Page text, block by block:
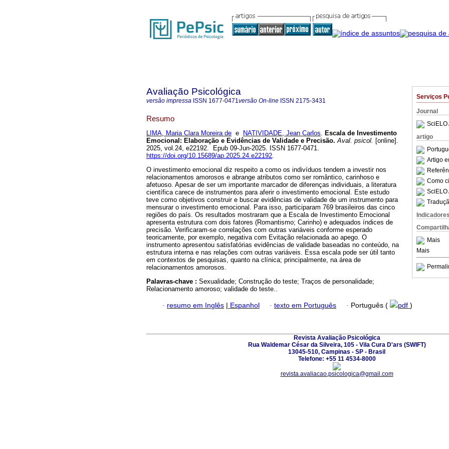
Serviços
Journal
SciELO
artigo
Artigo
Como
SciELO
Indicadores
Mais
Mais
Avaliação Psicológica
versão impressa ISSN 1677-0471versão On-line ISSN 2175-3431
Resumo
LIMA, Maria Clara Moreira de e NATIVIDADE, Jean Carlos. Escala de Investimento
Emocional: Elaboração e Evidências de Validade e Precisão. Aval. psicol. [online].
2025, vol.24, e22192. Epub 09-Jun-2025. ISSN 1677-0471.
https://doi.org/10.15689/ap.2025.24.e22192.
O investimento emocional diz respeito a como os indivíduos tendem a investir nos
relacionamentos amorosos e abrange atributos como ser romântico, carinhoso e
afetuoso. Apesar de ser um importante marcador de diferenças individuais, a literatura
científica carece de instrumentos para aferir o investimento emocional. Este estudo
teve como objetivos construir e buscar evidências de validade de um instrumento para
mensurar o investimento emocional. Para isso, participaram 769 brasileiros das cinco
regiões do país. Os resultados mostraram que a Escala de Investimento Emocional
apresenta estrutura com dois fatores (Romantismo; Carinho) e adequados índices de
precisão. Verificaram-se correlações com outras variáveis conforme esperado
teoricamente, por exemplo, negativa com Evitação relacionada ao apego. O
instrumento apresentou satisfatórias evidências de validade baseadas no conteúdo, na
estrutura interna e nas relações com outras variáveis. Essa escala pode ser útil tanto
em contextos de pesquisas, quanto na clínica; principalmente, na área de
relacionamentos amorosos.
Palavras-chave : Sexualidade; Construção do teste; Traços de personalidade;
Relacionamento amoroso; validade do teste..
· resumo em Inglês | Espanhol · texto em Português · Português ( pdf )
Revista Avaliação Psicológica
Rua Waldemar César da Silveira, 105 - Vila Cura D'ars (SWIFT)
13045-510, Campinas - SP - Brasil
Telefone: +55 11 4534-8000
revista.avaliacao.psicologica@gmail.com